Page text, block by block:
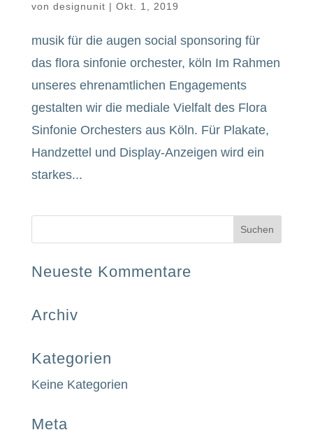
von designunit | Okt. 1, 2019
musik für die augen social sponsoring für
das flora sinfonie orchester, köln Im Rahmen
unseres ehrenamtlichen Engagements
gestalten wir die mediale Vielfalt des Flora
Sinfonie Orchesters aus Köln. Für Plakate,
Handzettel und Display-Anzeigen wird ein
starkes...
Neueste Kommentare
Archiv
Kategorien
Keine Kategorien
Meta